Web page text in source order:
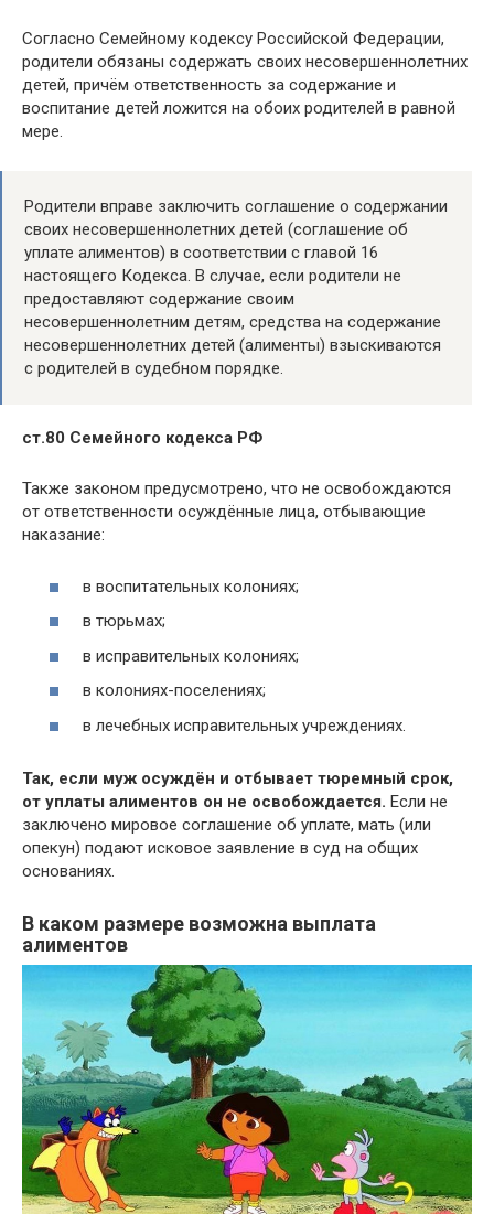
Согласно Семейному кодексу Российской Федерации,
родители обязаны содержать своих несовершеннолетних
детей, причём ответственность за содержание и
воспитание детей ложится на обоих родителей в равной
мере.
Родители вправе заключить соглашение о содержании
своих несовершеннолетних детей (соглашение об
уплате алиментов) в соответствии с главой 16
настоящего Кодекса. В случае, если родители не
предоставляют содержание своим
несовершеннолетним детям, средства на содержание
несовершеннолетних детей (алименты) взыскиваются
с родителей в судебном порядке.
ст.80 Семейного кодекса РФ
Также законом предусмотрено, что не освобождаются
от ответственности осуждённые лица, отбывающие
наказание:
в воспитательных колониях;
в тюрьмах;
в исправительных колониях;
в колониях-поселениях;
в лечебных исправительных учреждениях.
Так, если муж осуждён и отбывает тюремный срок,
от уплаты алиментов он не освобождается. Если не
заключено мировое соглашение об уплате, мать (или
опекун) подают исковое заявление в суд на общих
основаниях.
В каком размере возможна выплата
алиментов